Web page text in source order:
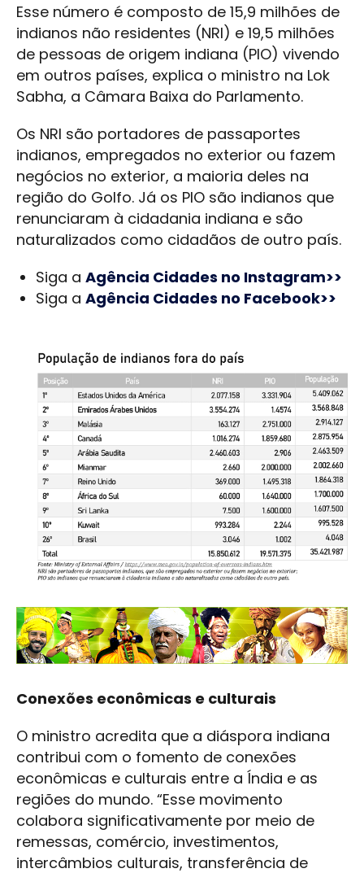
Esse número é composto de 15,9 milhões de
indianos não residentes (NRI) e 19,5 milhões
de pessoas de origem indiana (PIO) vivendo
em outros países, explica o ministro na Lok
Sabha, a Câmara Baixa do Parlamento.
Os NRI são portadores de passaportes
indianos, empregados no exterior ou fazem
negócios no exterior, a maioria deles na
região do Golfo. Já os PIO são indianos que
renunciaram à cidadania indiana e são
naturalizados como cidadãos de outro país.
Siga a Agência Cidades no Instagram>>
Siga a Agência Cidades no Facebook>>
Conexões econômicas e culturais
O ministro acredita que a diáspora indiana
contribui com o fomento de conexões
econômicas e culturais entre a Índia e as
regiões do mundo. “Esse movimento
colabora significativamente por meio de
remessas, comércio, investimentos,
intercâmbios culturais, transferência de